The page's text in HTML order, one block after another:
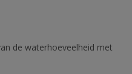
de waterhoeveelheid met